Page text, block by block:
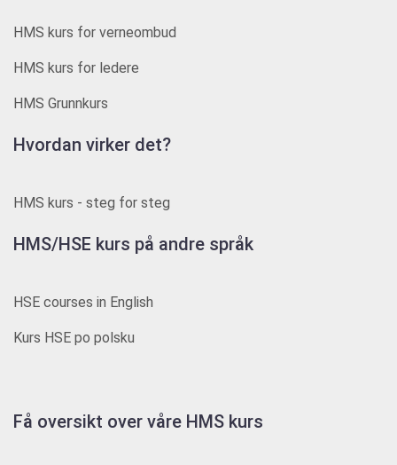
HMS kurs for verneombud
HMS kurs for ledere
HMS Grunnkurs
Hvordan virker det?
HMS kurs - steg for steg
HMS/HSE kurs på andre språk
HSE courses in English
Kurs HSE po polsku
Få oversikt over våre HMS kurs